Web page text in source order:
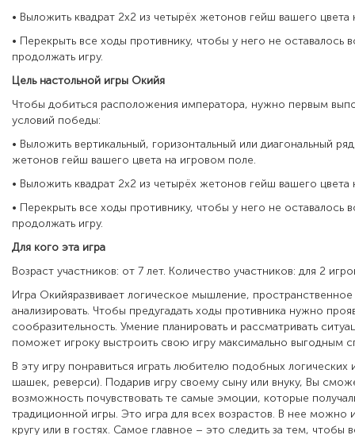
• Выложить квадрат 2x2 из четырёх жетонов гейш вашего цвета
• Перекрыть все ходы противнику, чтобы у него не остава­лось
продолжать игру.
Цель настольной игры Окийя
Чтобы добиться расположения императора, нужно первым
условий победы:
• Выложить вертикальный, горизонтальный или диагональ­ный
жетонов гейш вашего цвета на игро­вом поле.
• Выложить квадрат 2x2 из четырёх жетонов гейш вашего цвета
• Перекрыть все ходы противнику, чтобы у него не остава­лось
продолжать игру.
Для кого эта игра
Возраст участников: от 7 лет. Количество участников: для 2
Игра Окийяразвивает логическое мышление,
анализировать. Чтобы предугадать ходы противника нужно
сообразительность. Умение планировать и рассматривать
поможет игроку выстроить свою игру максимально выгодным
В эту игру понравиться играть любителю подобных логических
шашек, реверси). Подарив игру своему сыну или внуку, Вы
возможность почувствовать те самые эмоции, которые
традиционной игры. Это игра для всех возрастов. В нее можно
кругу или в гостях. Самое главное – это следить за тем, чтобы